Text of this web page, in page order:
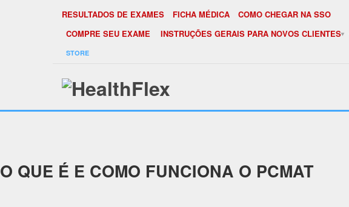
RESULTADOS DE EXAMES FICHA MÉDICA
COMO CHEGAR NA SSO
COMPRE SEU EXAME
INSTRUÇÕES GERAIS PARA NOVOS CLIENTES
STORE
PCMAT(NR5)
O QUE É E COMO FUNCIONA O PCMAT